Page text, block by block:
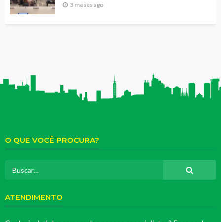
3 meses ago
O QUE VOCÊ PROCURA?
ATENDIMENTO